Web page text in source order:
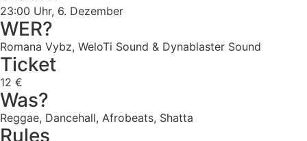
23:00 Uhr, 6. Dezember
WER?
Romana Vybz, WeloTi Sound & Dynablaster Sound
Ticket
12 €
Was?
Reggae, Dancehall, Afrobeats, Shatta
Rules